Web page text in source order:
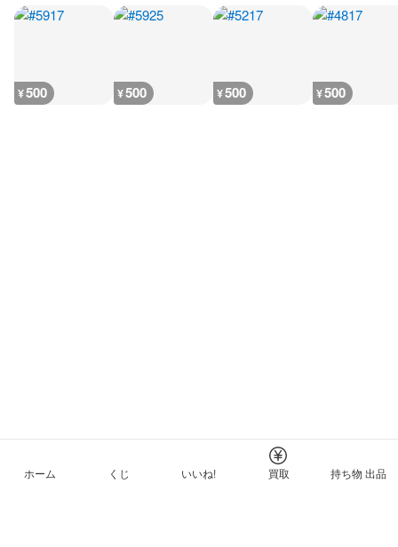
¥500 ¥500 ¥500 ¥500
ホーム くじ いいね! 買取 持ち物 出品